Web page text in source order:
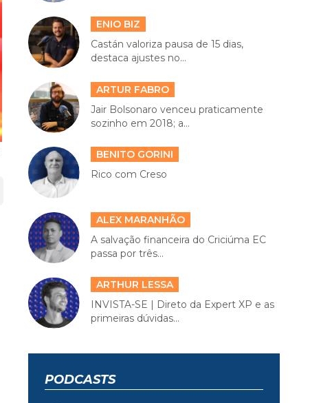
ENIO BIZ
Castán valoriza pausa de 15 dias,
destaca ajustes no...
ARTUR FABRO
Jair Bolsonaro venceu praticamente
sozinho em 2018; a...
BENITO GORINI
Rico com Creso
ALEX MARANHÃO
A salvação financeira do Criciúma EC
passa por três...
ARTHUR LESSA
INVISTA-SE | Direto da Expert XP e as
primeiras dúvidas...
PODCASTS